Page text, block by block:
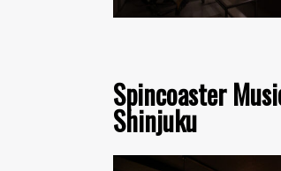
Spincoaster
Shinjuku